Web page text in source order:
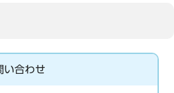
い合わせ